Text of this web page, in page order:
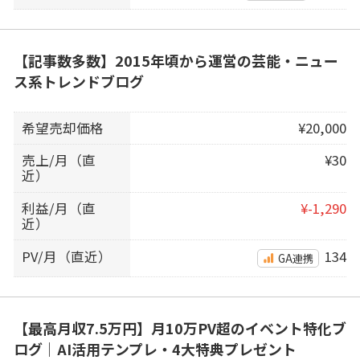
【記事数多数】2015年頃から運営の芸能・ニュー
ス系トレンドブログ
希望売却価格
¥20,000
売上/月（直
近）
¥30
利益/月（直
近）
¥-1,290
PV/月（直近） GA連携 134
【最高月収7.5万円】月10万PV超のイベント特化ブ
ログ｜AI活用テンプレ・4大特典プレゼント